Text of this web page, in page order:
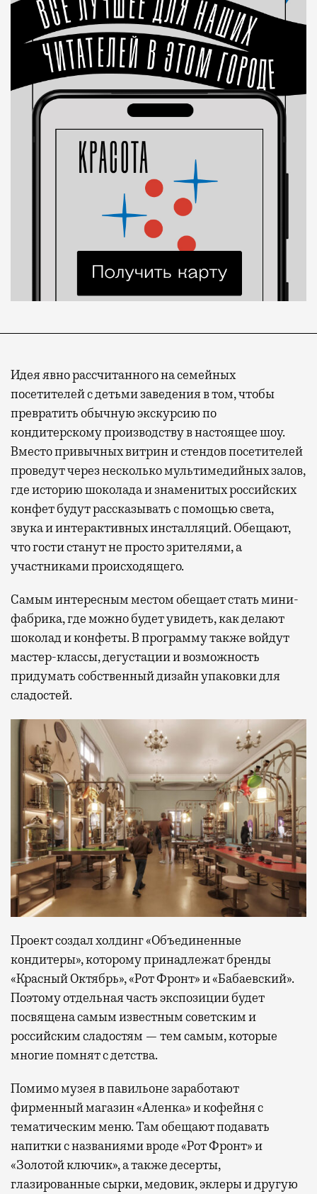
Идея явно рассчитанного на семейных
посетителей с детьми заведения в том, чтобы
превратить обычную экскурсию по
кондитерскому производству в настоящее шоу.
Вместо привычных витрин и стендов посетителей
проведут через несколько мультимедийных залов,
где историю шоколада и знаменитых российских
конфет будут рассказывать с помощью света,
звука и интерактивных инсталляций. Обещают,
что гости станут не просто зрителями, а
участниками происходящего.
Самым интересным местом обещает стать мини-
фабрика, где можно будет увидеть, как делают
шоколад и конфеты. В программу также войдут
мастер-классы, дегустации и возможность
придумать собственный дизайн упаковки для
сладостей.
Проект создал холдинг «Объединенные
кондитеры», которому принадлежат бренды
«Красный Октябрь», «Рот Фронт» и «Бабаевский».
Поэтому отдельная часть экспозиции будет
посвящена самым известным советским и
российским сладостям — тем самым, которые
многие помнят с детства.
Помимо музея в павильоне заработают
фирменный магазин «Аленка» и кофейня с
тематическим меню. Там обещают подавать
напитки с названиями вроде «Рот Фронт» и
«Золотой ключик», а также десерты,
глазированные сырки, медовик, эклеры и другую